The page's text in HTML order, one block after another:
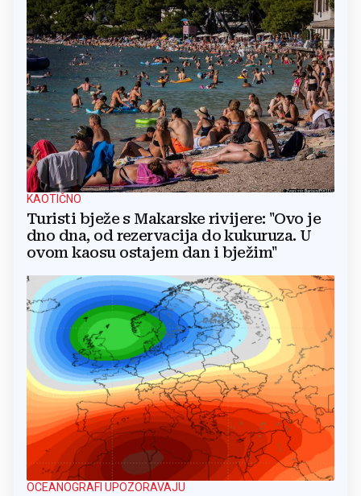
KAOTIČNO
Turisti bježe s Makarske rivijere: "Ovo je
dno dna, od rezervacija do kukuruza. U
ovom kaosu ostajem dan i bježim"
OCEANOGRAFI UPOZORAVAJU